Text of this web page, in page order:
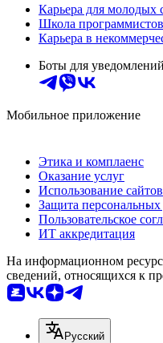
Карьера для молодых
Школа программистов
Карьера в
Боты для уведомлений
Мобильное приложение
Этика и комплаенс
Оказание услуг
Использование сайтов
Защита
Пользовательское
ИТ аккредитация
На информационном
сведений, относящихся к
Русский